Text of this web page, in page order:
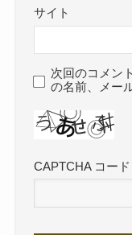
サイト
次回のコメン
の名前、メー
CAPTCHA コード